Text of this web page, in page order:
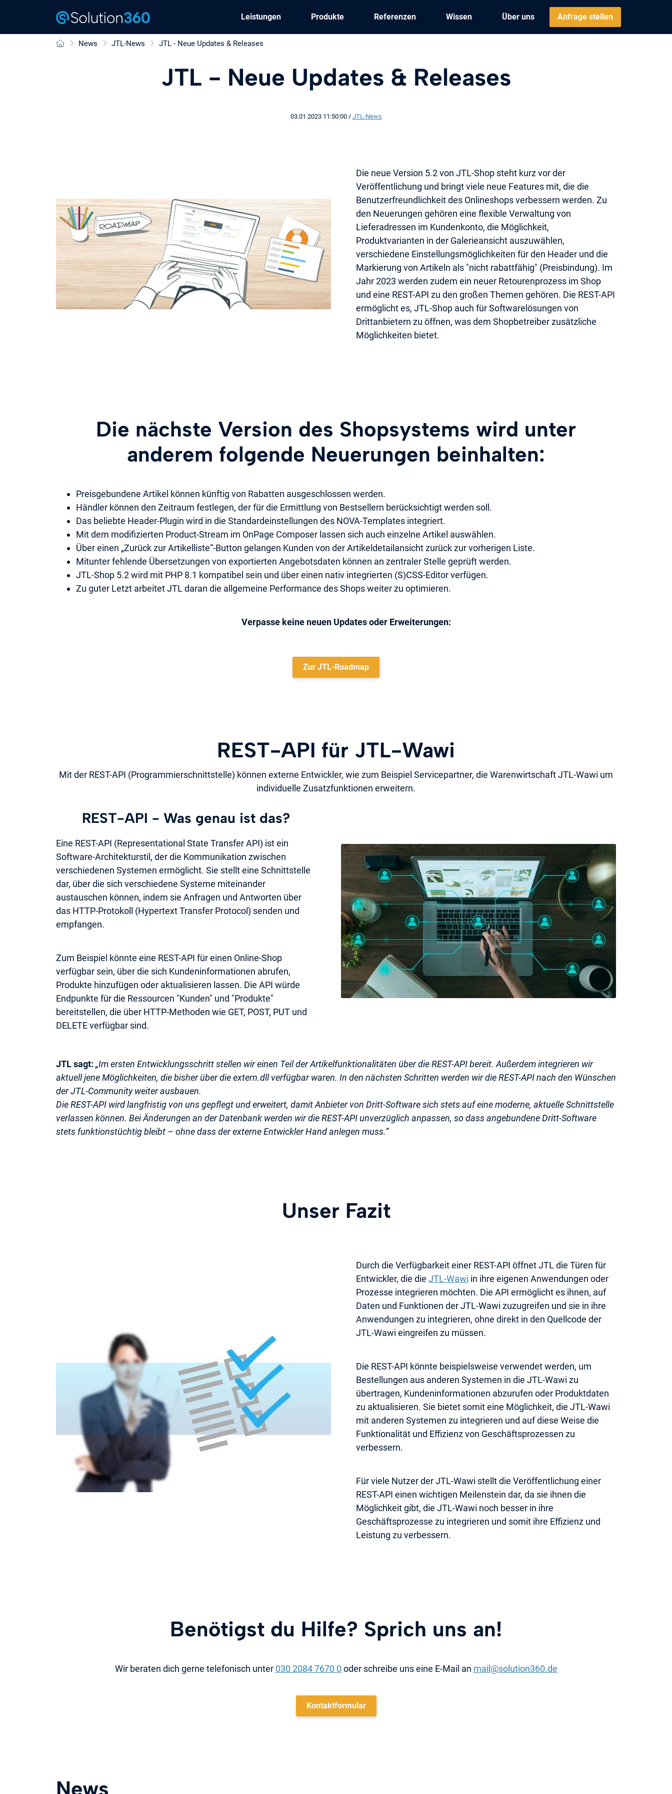
Leistungen Produkte Referenzen Wissen Über uns Anfrage stellen
News JTL-News JTL - Neue Updates & Releases
JTL - Neue Updates & Releases
03.01.2023 11:50:00 / JTL-News
Die neue Version 5.2 von JTL-Shop steht kurz vor der
Veröffentlichung und bringt viele neue Features mit, die die
Benutzerfreundlichkeit des Onlineshops verbessern werden. Zu
den Neuerungen gehören eine flexible Verwaltung von
Lieferadressen im Kundenkonto, die Möglichkeit,
Produktvarianten in der Galerieansicht auszuwählen,
verschiedene Einstellungsmöglichkeiten für den Header und die
Markierung von Artikeln als "nicht rabattfähig" (Preisbindung). Im
Jahr 2023 werden zudem ein neuer Retourenprozess im Shop
und eine REST-API zu den großen Themen gehören. Die REST-API
ermöglicht es, JTL-Shop auch für Softwarelösungen von
Drittanbietern zu öffnen, was dem Shopbetreiber zusätzliche
Möglichkeiten bietet.
Die nächste Version des Shopsystems wird unter
anderem folgende Neuerungen beinhalten:
Preisgebundene Artikel können künftig von Rabatten ausgeschlossen werden.
Händler können den Zeitraum festlegen, der für die Ermittlung von Bestsellern berücksichtigt werden soll.
Das beliebte Header-Plugin wird in die Standardeinstellungen des NOVA-Templates integriert.
Mit dem modifizierten Product-Stream im OnPage Composer lassen sich auch einzelne Artikel auswählen.
Über einen „Zurück zur Artikelliste“-Button gelangen Kunden von der Artikeldetailansicht zurück zur vorherigen Liste.
Mitunter fehlende Übersetzungen von exportierten Angebotsdaten können an zentraler Stelle geprüft werden.
JTL-Shop 5.2 wird mit PHP 8.1 kompatibel sein und über einen nativ integrierten (S)CSS-Editor verfügen.
Zu guter Letzt arbeitet JTL daran die allgemeine Performance des Shops weiter zu optimieren.
Verpasse keine neuen Updates oder Erweiterungen:
Zur JTL-Roadmap
REST-API für JTL-Wawi
Mit der REST-API (Programmierschnittstelle) können externe Entwickler, wie zum Beispiel Servicepartner, die Warenwirtschaft JTL-Wawi um
individuelle Zusatzfunktionen erweitern.
REST-API - Was genau ist das?
Eine REST-API (Representational State Transfer API) ist ein
Software-Architekturstil, der die Kommunikation zwischen
verschiedenen Systemen ermöglicht. Sie stellt eine Schnittstelle
dar, über die sich verschiedene Systeme miteinander
austauschen können, indem sie Anfragen und Antworten über
das HTTP-Protokoll (Hypertext Transfer Protocol) senden und
empfangen.
Zum Beispiel könnte eine REST-API für einen Online-Shop
verfügbar sein, über die sich Kundeninformationen abrufen,
Produkte hinzufügen oder aktualisieren lassen. Die API würde
Endpunkte für die Ressourcen "Kunden" und "Produkte"
bereitstellen, die über HTTP-Methoden wie GET, POST, PUT und
DELETE verfügbar sind.
JTL sagt: „Im ersten Entwicklungsschritt stellen wir einen Teil der Artikelfunktionalitäten über die REST-API bereit. Außerdem integrieren wir
aktuell jene Möglichkeiten, die bisher über die extern.dll verfügbar waren. In den nächsten Schritten werden wir die REST-API nach den Wünschen
der JTL-Community weiter ausbauen.
Die REST-API wird langfristig von uns gepflegt und erweitert, damit Anbieter von Dritt-Software sich stets auf eine moderne, aktuelle Schnittstelle
verlassen können. Bei Änderungen an der Datenbank werden wir die REST-API unverzüglich anpassen, so dass angebundene Dritt-Software
stets funktionstüchtig bleibt – ohne dass der externe Entwickler Hand anlegen muss.“
Unser Fazit
Durch die Verfügbarkeit einer REST-API öffnet JTL die Türen für
Entwickler, die die JTL-Wawi in ihre eigenen Anwendungen oder
Prozesse integrieren möchten. Die API ermöglicht es ihnen, auf
Daten und Funktionen der JTL-Wawi zuzugreifen und sie in ihre
Anwendungen zu integrieren, ohne direkt in den Quellcode der
JTL-Wawi eingreifen zu müssen.
Die REST-API könnte beispielsweise verwendet werden, um
Bestellungen aus anderen Systemen in die JTL-Wawi zu
übertragen, Kundeninformationen abzurufen oder Produktdaten
zu aktualisieren. Sie bietet somit eine Möglichkeit, die JTL-Wawi
mit anderen Systemen zu integrieren und auf diese Weise die
Funktionalität und Effizienz von Geschäftsprozessen zu
verbessern.
Für viele Nutzer der JTL-Wawi stellt die Veröffentlichung einer
REST-API einen wichtigen Meilenstein dar, da sie ihnen die
Möglichkeit gibt, die JTL-Wawi noch besser in ihre
Geschäftsprozesse zu integrieren und somit ihre Effizienz und
Leistung zu verbessern.
Benötigst du Hilfe? Sprich uns an!
Wir beraten dich gerne telefonisch unter 030 2084 7670 0 oder schreibe uns eine E-Mail an mail@solution360.de
Kontaktformular
News